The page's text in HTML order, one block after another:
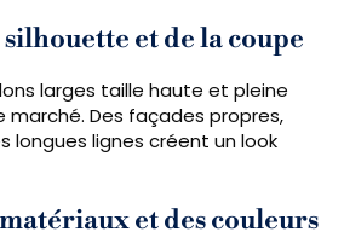
et de la coupe
larges taille haute et pleine
marché. Des façades propres,
longues lignes créent un look
et des couleurs